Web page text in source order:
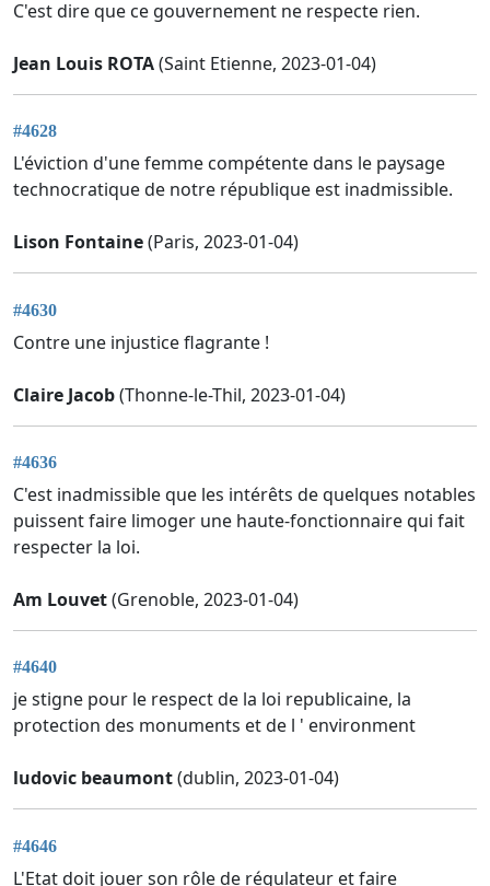
C'est dire que ce gouvernement ne respecte rien.
Jean Louis ROTA(Saint Etienne, 2023-01-04)
#4628
L'éviction d'une femme compétente dans le paysage
technocratique de notre république est inadmissible.
Lison Fontaine(Paris, 2023-01-04)
#4630
Contre une injustice flagrante !
Claire Jacob(Thonne-le-Thil, 2023-01-04)
#4636
C'est inadmissible que les intérêts de quelques notables
puissent faire limoger une haute-fonctionnaire qui fait
respecter la loi.
Am Louvet(Grenoble, 2023-01-04)
#4640
je stigne pour le respect de la loi republicaine, la
protection des monuments et de l ' environment
ludovic beaumont(dublin, 2023-01-04)
#4646
L'Etat doit jouer son rôle de régulateur et faire